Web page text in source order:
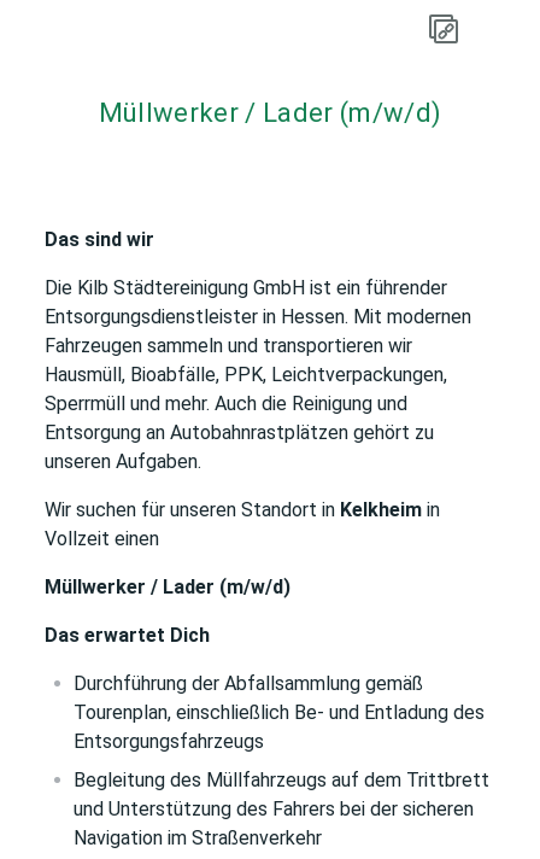
Müllwerker / Lader (m/w/d)
Das sind wir
Die Kilb Städtereinigung GmbH ist ein führender
Entsorgungsdienstleister in Hessen. Mit modernen
Fahrzeugen sammeln und transportieren wir
Hausmüll, Bioabfälle, PPK, Leichtverpackungen,
Sperrmüll und mehr. Auch die Reinigung und
Entsorgung an Autobahnrastplätzen gehört zu
unseren Aufgaben.
Wir suchen für unseren Standort in Kelkheim in
Vollzeit einen
Müllwerker / Lader (m/w/d)
Das erwartet Dich
Durchführung der Abfallsammlung gemäß
Tourenplan, einschließlich Be- und Entladung des
Entsorgungsfahrzeugs
Begleitung des Müllfahrzeugs auf dem Trittbrett
und Unterstützung des Fahrers bei der sicheren
Navigation im Straßenverkehr